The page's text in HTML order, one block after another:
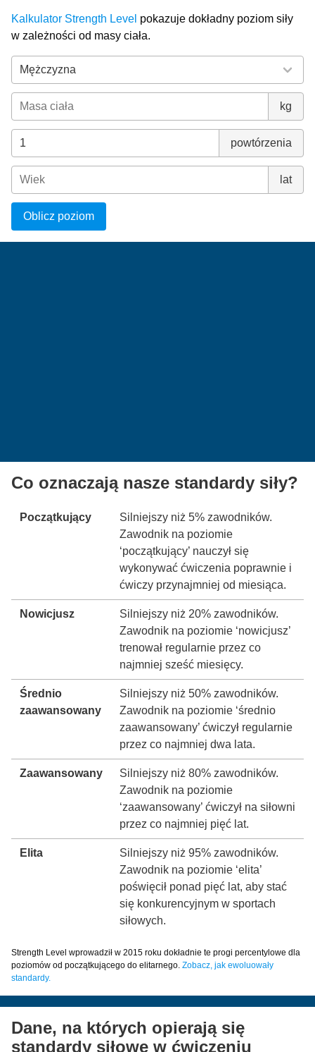
Kalkulator Strength Level pokazuje dokładny poziom siły
w zależności od masy ciała.
kg
powtórzenia
lat
Oblicz poziom
Co oznaczają nasze standardy siły?
Początkujący
Silniejszy niż 5% zawodników.
Zawodnik na poziomie
‘początkujący’ nauczył się
wykonywać ćwiczenia poprawnie i
ćwiczy przynajmniej od miesiąca.
Nowicjusz
Silniejszy niż 20% zawodników.
Zawodnik na poziomie ‘nowicjusz’
trenował regularnie przez co
najmniej sześć miesięcy.
Średnio
zaawansowany
Silniejszy niż 50% zawodników.
Zawodnik na poziomie ‘średnio
zaawansowany’ ćwiczył regularnie
przez co najmniej dwa lata.
Zaawansowany
Silniejszy niż 80% zawodników.
Zawodnik na poziomie
‘zaawansowany’ ćwiczył na siłowni
przez co najmniej pięć lat.
Elita
Silniejszy niż 95% zawodników.
Zawodnik na poziomie ‘elita’
poświęcił ponad pięć lat, aby stać
się konkurencyjnym w sportach
siłowych.
Strength Level wprowadził w 2015 roku dokładnie te progi percentylowe dla
poziomów od początkującego do elitarnego. Zobacz, jak ewoluowały
standardy.
Dane, na których opierają się
standardy siłowe w ćwiczeniu